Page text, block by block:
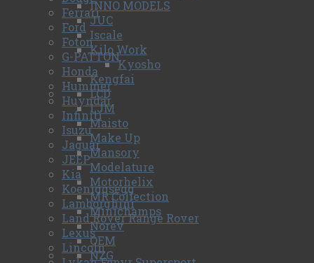
INNO MODELS
JUC
Iscale
Kilo Work
Kyosho
Kengfai
LCD
LJM
Maisto
Make Up
Mansory
Modelature
Motorhelix
MR Collection
Minichamps
Norev
OEM
NZG
Ferrari
Ford
Foton
G-PATTON
Honda
Hummer
Huyndai
Infiniti
Isuzu
Jaguar
JEEP
Kia
Koeniggsegg
Lamborghini
Land Rover Range Rover
Lexus
Lincoln